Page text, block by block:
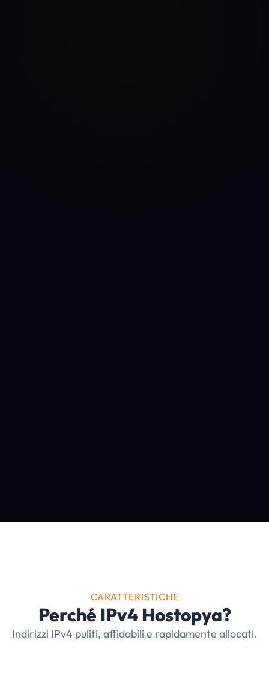
CARATTERISTICHE
Perché IPv4 Hostopya?
Indirizzi IPv4 puliti, affidabili e rapidamente allocati.